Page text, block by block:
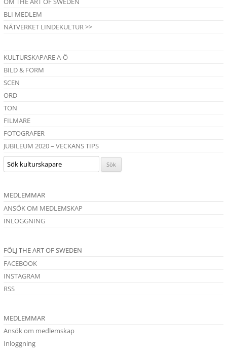
BLI MEDLEM
NÄTVERKET LINDEKULTUR >>
KULTURSKAPARE A-Ö
BILD & FORM
SCEN
ORD
TON
FILMARE
FOTOGRAFER
JUBILEUM 2020 – VECKANS TIPS
MEDLEMMAR
ANSÖK OM MEDLEMSKAP
INLOGGNING
FÖLJ THE ART OF SWEDEN
FACEBOOK
INSTAGRAM
RSS
MEDLEMMAR
Ansök om medlemskap
Inloggning